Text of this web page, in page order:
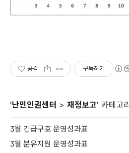
공감 구독하기
'난민인권센터 > 재정보고' 카테고
3월 긴급구호 운영성과표
3월 분유지원 운영성과표